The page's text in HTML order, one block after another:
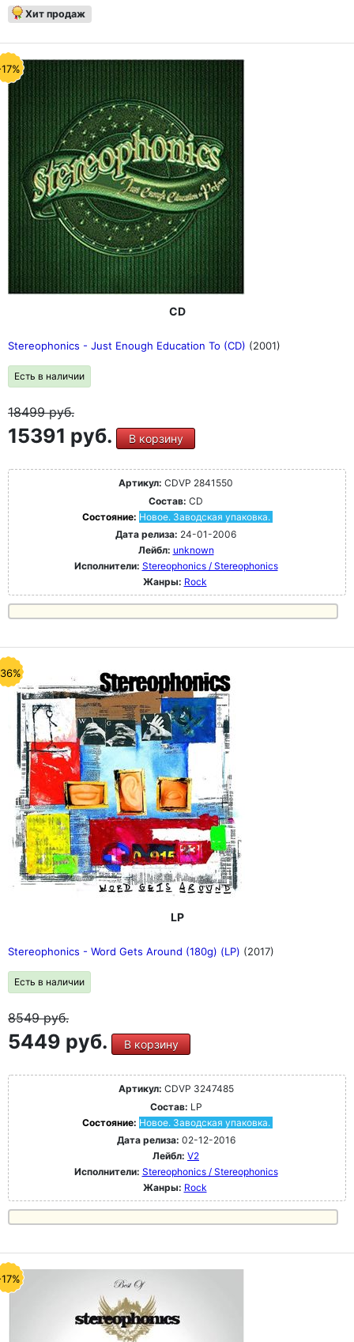
Хит продаж
CD
Stereophonics - Just Enough Education To (CD) (2001)
Есть в наличии
18499руб.
15391 руб. В корзину
Артикул: CDVP 2841550
Состав: CD
Состояние: Новое. Заводская упаковка.
Дата релиза: 24-01-2006
Лейбл: unknown
Исполнители: Stereophonics / Stereophonics
Жанры: Rock
LP
Stereophonics - Word Gets Around (180g) (LP) (2017)
Есть в наличии
8549руб.
5449 руб. В корзину
Артикул: CDVP 3247485
Состав: LP
Состояние: Новое. Заводская упаковка.
Дата релиза: 02-12-2016
Лейбл: V2
Исполнители: Stereophonics / Stereophonics
Жанры: Rock